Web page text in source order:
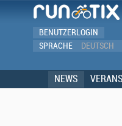
BENUTZERLOGIN
SPRACHE
NEWS